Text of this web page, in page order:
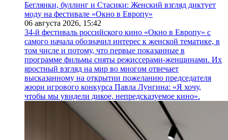
Беглянки, буллинг и Стасики: Женский взгляд диктует
моду на фестивале «Окно в Европу»
06 августа 2026, 15:42
34-й фестиваль российского кино «Окно в Европу» с
самого начала обозначил интерес к женской тематике, в
том числе и потому, что первые показанные в
программе фильмы сняты режиссерами-женщинами. Их
яростный взгляд на мир во многом отвечает
высказанному на открытии пожеланию председателя
жюри игрового конкурса Павла Лунгина: «Я хочу,
чтобы мы увидели дикое, непредсказуемое кино».